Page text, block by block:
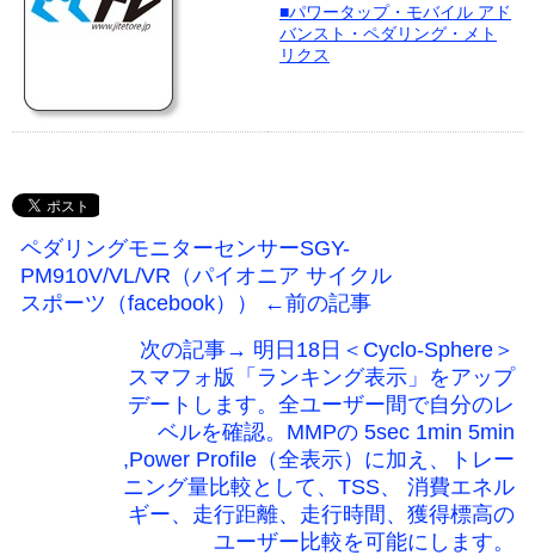
■パワータップ・モバイル アド
バンスト・ペダリング・メト
リクス
ペダリングモニターセンサーSGY-
PM910V/VL/VR（パイオニア サイクル
スポーツ（facebook）） ←前の記事
次の記事→ 明日18日＜Cyclo-Sphere＞
スマフォ版「ランキング表示」をアップ
デートします。全ユーザー間で自分のレ
ベルを確認。MMPの 5sec 1min 5min
,Power Profile（全表示）に加え、トレー
ニング量比較として、TSS、 消費エネル
ギー、走行距離、走行時間、獲得標高の
ユーザー比較を可能にします。